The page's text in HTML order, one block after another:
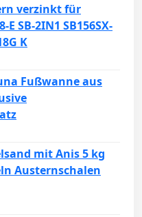
verzinkt für
E SB-2IN1 SB156SX-
K
Fußwanne aus
mit Anis 5 kg
Austernschalen